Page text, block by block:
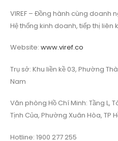
VIREF – Đồng hành cùng doanh
Hệ thống kinh doanh, tiếp thị liên
Website: www.viref.co
Trụ sở: Khu liền kề 03, Phường
Nam
Văn phòng Hồ Chí Minh: Tầng L,
Tịnh Của, Phường Xuân Hòa, TP
Hotline: 1900 277 255